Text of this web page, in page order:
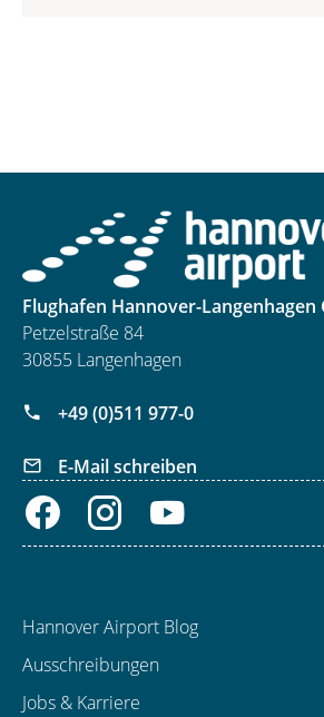
Flughafen Hannover-Langenhagen
Petzelstraße 84
30855 Langenhagen
+49 (0)511 977-0
E-Mail schreiben
Hannover Airport Blog
Ausschreibungen
Jobs & Karriere